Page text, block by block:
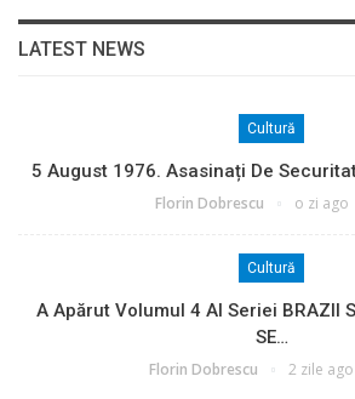
LATEST NEWS
Cultură
5 August 1976. Asasinați De
Florin Dobrescu o zi ago
Cultură
A Apărut Volumul 4 Al Seriei BRAZII
SE…
Florin Dobrescu 2 zile ago